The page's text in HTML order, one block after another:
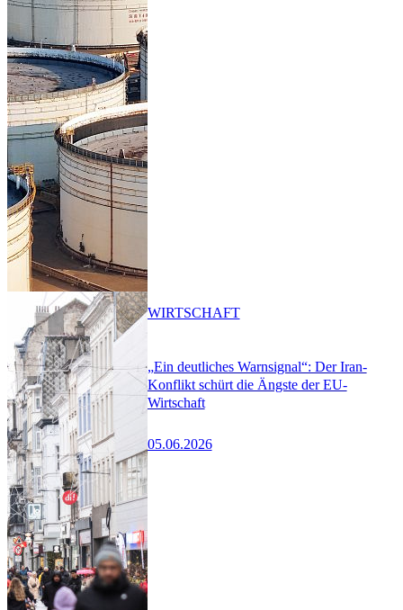
„Ein deutliches Warnsignal“: Der Iran-
Konflikt schürt die Ängste der EU-
Wirtschaft
05.06.2026
WIRTSCHAFT